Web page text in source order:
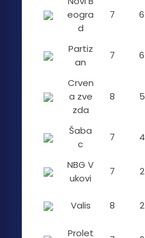
eogra
d
7 6
Partiz
an
7 6
Crven
a zve
zda
8 5
Šaba
c
7 4
NBG V
ukovi
7 2
Valis 8 2
Prolet